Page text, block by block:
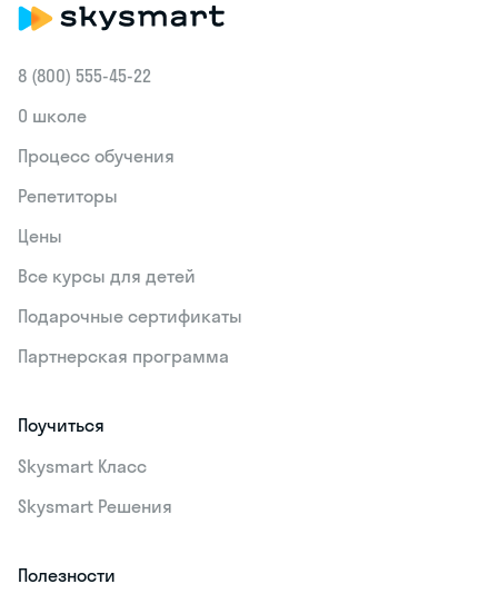
8 (800) 555‑45-22
О школе
Процесс обучения
Репетиторы
Цены
Все курсы для детей
Подарочные сертификаты
Партнерская программа
Поучиться
Skysmart Класс
Skysmart Решения
Полезности